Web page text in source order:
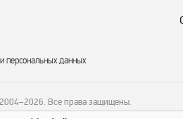
персональных данных
. Все права защищены.